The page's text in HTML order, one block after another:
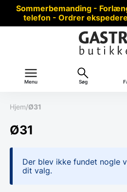
Sommerbemanding -
telefon - Ordrer
Menu Søg
Hjem/Ø31
Ø31
Der blev ikke fundet nogle
dit valg.